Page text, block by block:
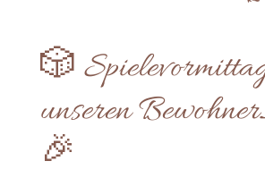
🎲
unseren
🎉